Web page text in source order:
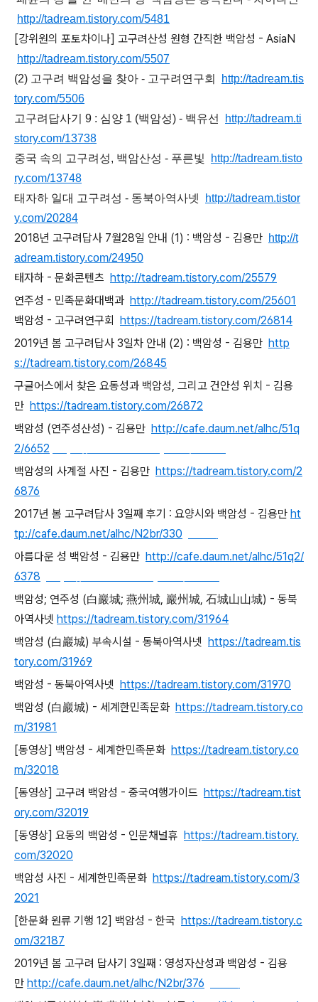
http://tadream.tistory.com/5481
[강위원의 포토차이나] 고구려산성 원형 간직한 백암성 - AsiaN
http://tadream.tistory.com/5507
(2) 고구려 백암성을 찾아 - 고구려연구회
http://tadream.tis
tory.com/5506
고구려답사기 9 : 심양 1 (백암성) - 백유선
http://tadream.ti
story.com/13738
중국 속의 고구려성, 백암산성 - 푸른빛
http://tadream.tisto
ry.com/13748
태자하 일대 고구려성 - 동북아역사넷
http://tadream.tistor
y.com/20284
2018년 고구려답사 7월28일 안내 (1) : 백암성 - 김용만 http://t
adream.tistory.com/24950
태자하 - 문화콘텐츠 http://tadream.tistory.com/25579
연주성 - 민족문화대백과 http://tadream.tistory.com/25601
백암성 - 고구려연구회 https://tadream.tistory.com/26814
2019년 봄 고구려답사 3일차 안내 (2) : 백암성 - 김용만 http
s://tadream.tistory.com/26845
구글어스에서 찾은 요동성과 백암성, 그리고 건안성 위치 - 김용
만 https://tadream.tistory.com/26872
백암성 (연주성산성) - 김용만 http://cafe.daum.net/alhc/51q
2/6652
백암성의 사계절 사진 - 김용만 https://tadream.tistory.com/2
6876
2017년 봄 고구려답사 3일째 후기 : 요양시와 백암성 - 김용만 ht
tp://cafe.daum.net/alhc/N2br/330
아름다운 성 백암성 - 김용만 http://cafe.daum.net/alhc/51q2/
6378
백암성; 연주성 (白巖城; 燕州城, 巖州城, 石城山山城) - 동북
아역사넷 https://tadream.tistory.com/31964
백암성 (白巖城) 부속시설 - 동북아역사넷 https://tadream.tis
tory.com/31969
백암성 - 동북아역사넷 https://tadream.tistory.com/31970
백암성 (白巖城) - 세계한민족문화 https://tadream.tistory.co
m/31981
[동영상] 백암성 - 세계한민족문화 https://tadream.tistory.co
m/32018
[동영상] 고구려 백암성 - 중국여행가이드 https://tadream.tist
ory.com/32019
[동영상] 요동의 백암성 - 인문채널휴 https://tadream.tistory.
com/32020
백암성 사진 - 세계한민족문화 https://tadream.tistory.com/3
2021
[한문화 원류 기행 12] 백암성 - 한국 https://tadream.tistory.c
om/32187
2019년 봄 고구려 답사기 3일째 : 영성자산성과 백암성 - 김용
만 http://cafe.daum.net/alhc/N2br/376